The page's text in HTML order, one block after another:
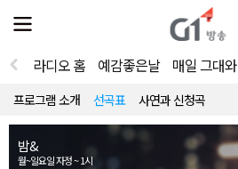
전
체
뉴
열
라디오 홈 예감좋은날 매일 그대와
프로그램 소개 선곡표 사연과 신청곡
밤&
월~일요일 자정 ~ 1시